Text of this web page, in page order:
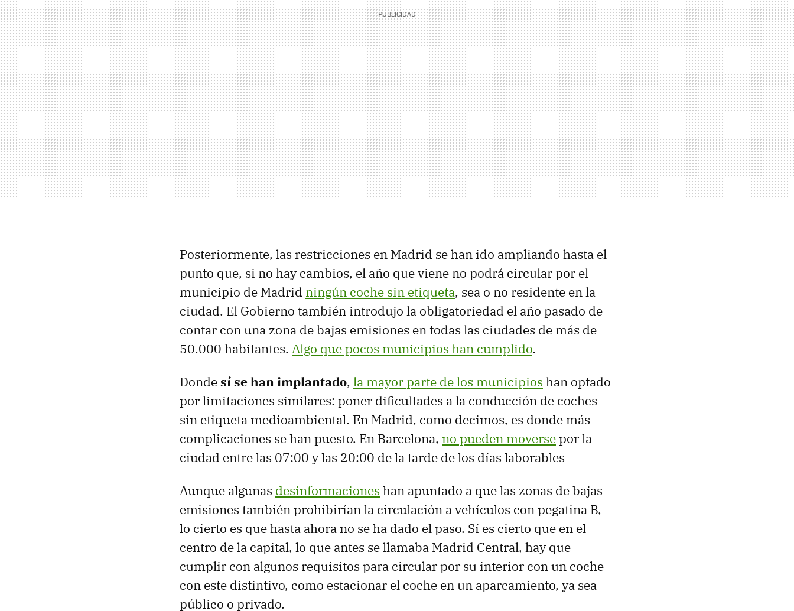
Posteriormente, las restricciones en Madrid se han ido ampliando hasta el
punto que, si no hay cambios, el año que viene no podrá circular por el
municipio de Madrid ningún coche sin etiqueta, sea o no residente en la
ciudad. El Gobierno también introdujo la obligatoriedad el año pasado de
contar con una zona de bajas emisiones en todas las ciudades de más de
50.000 habitantes. Algo que pocos municipios han cumplido.
Dondesí se han implantado, la mayor parte de los municipios han optado
por limitaciones similares: poner dificultades a la conducción de coches
sin etiqueta medioambiental. En Madrid, como decimos, es donde más
complicaciones se han puesto. En Barcelona, no pueden moversepor la
ciudad entre las 07:00 y las 20:00 de la tarde de los días laborables
Aunque algunas desinformaciones han apuntado a que las zonas de bajas
emisiones también prohibirían la circulación a vehículos con pegatina B,
lo cierto es que hasta ahora no se ha dado el paso. Sí es cierto que en el
centro de la capital, lo que antes se llamaba Madrid Central, hay que
cumplir con algunos requisitos para circular por su interior con un coche
con este distintivo, como estacionar el coche en un aparcamiento, ya sea
público o privado.